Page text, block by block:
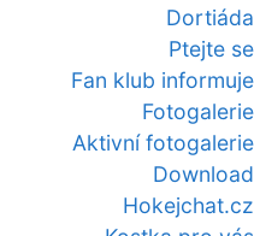
Dortiáda
Ptejte se
Fan klub informuje
Fotogalerie
Aktivní fotogalerie
Download
Hokejchat.cz